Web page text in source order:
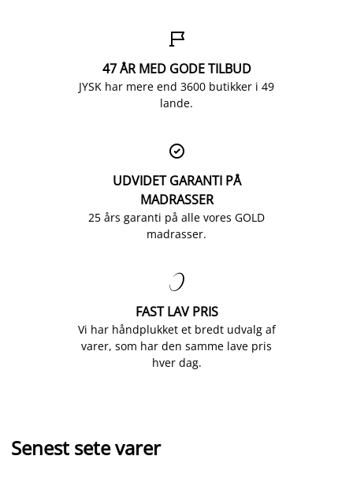

47 ÅR MED GODE TILBUD
JYSK har mere end 3600 butikker i 49
lande.

UDVIDET GARANTI PÅ
MADRASSER
25 års garanti på alle vores GOLD
madrasser.

FAST LAV PRIS
Vi har håndplukket et bredt udvalg af
varer, som har den samme lave pris
hver dag.
Senest sete varer